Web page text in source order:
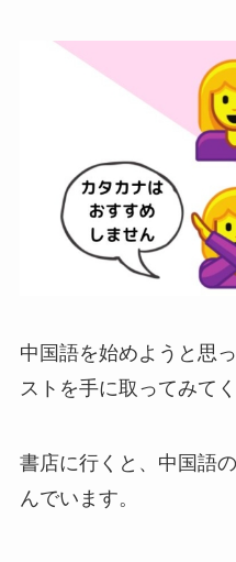
中国語を始めようと思
ストを手に取ってみてく
書店に行くと、中国語
んでいます。